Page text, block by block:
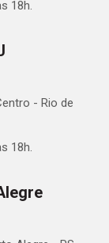
18h.
- Rio de
18h.